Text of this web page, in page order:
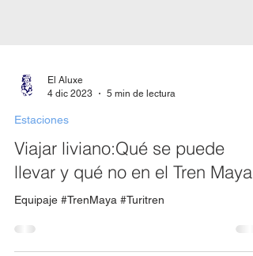
4 dic 2023
5 min de lectura
Estaciones
Viajar liviano:Qué se puede
llevar y qué no en el Tren Maya